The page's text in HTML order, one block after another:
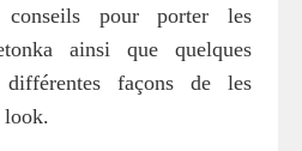
conseils pour porter les
ainsi que quelques
façons de les
look.